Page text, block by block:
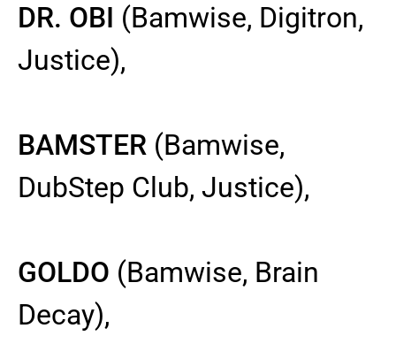
DR. OBI (Bamwise, Digitron,
Justice),
BAMSTER (Bamwise,
DubStep Club, Justice),
GOLDO (Bamwise, Brain
Decay),